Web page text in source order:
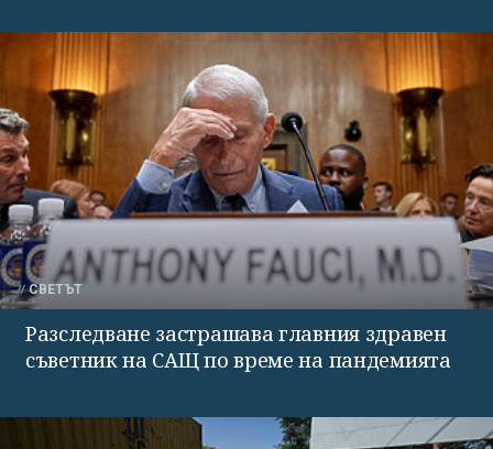
СВЕТЪТ
Разследване застрашава главния здравен
съветник на САЩ по време на пандемията